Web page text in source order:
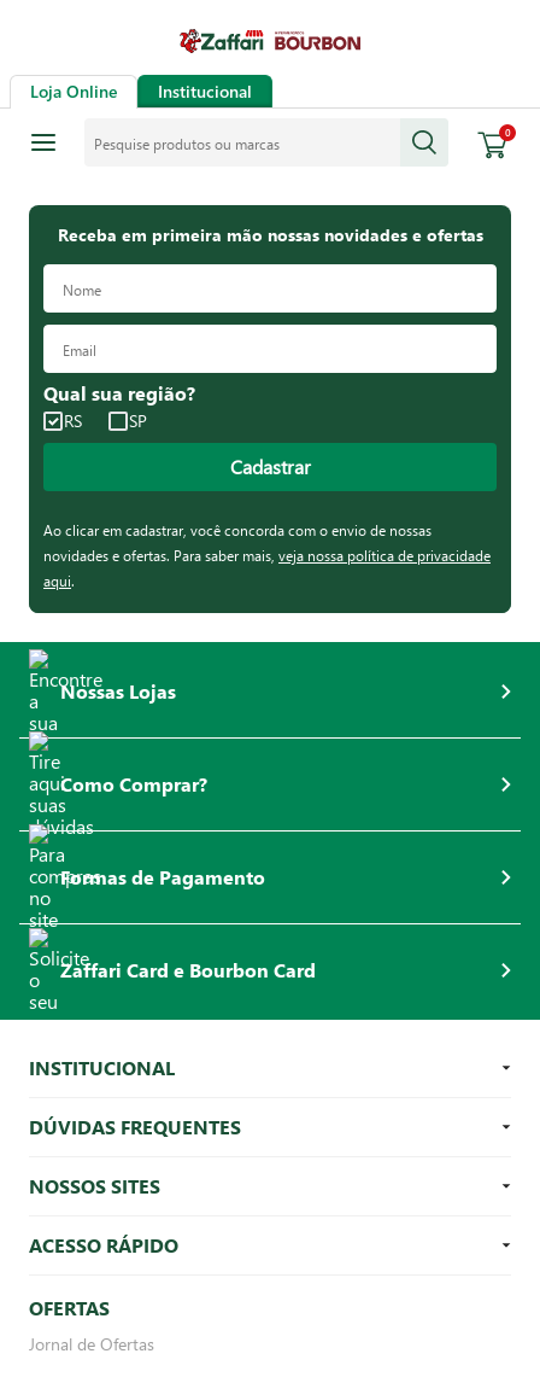
Loja Online Institucional
0
Receba em primeira mão nossas novidades e ofertas
Qual sua região?
RS SP
Cadastrar
Ao clicar em cadastrar, você concorda com o envio de nossas
novidades e ofertas. Para saber mais, veja nossa política de privacidade
aqui.
Nossas Lojas
Como Comprar?
Formas de Pagamento
Zaffari Card e Bourbon Card
INSTITUCIONAL
DÚVIDAS FREQUENTES
NOSSOS SITES
ACESSO RÁPIDO
OFERTAS
Jornal de Ofertas